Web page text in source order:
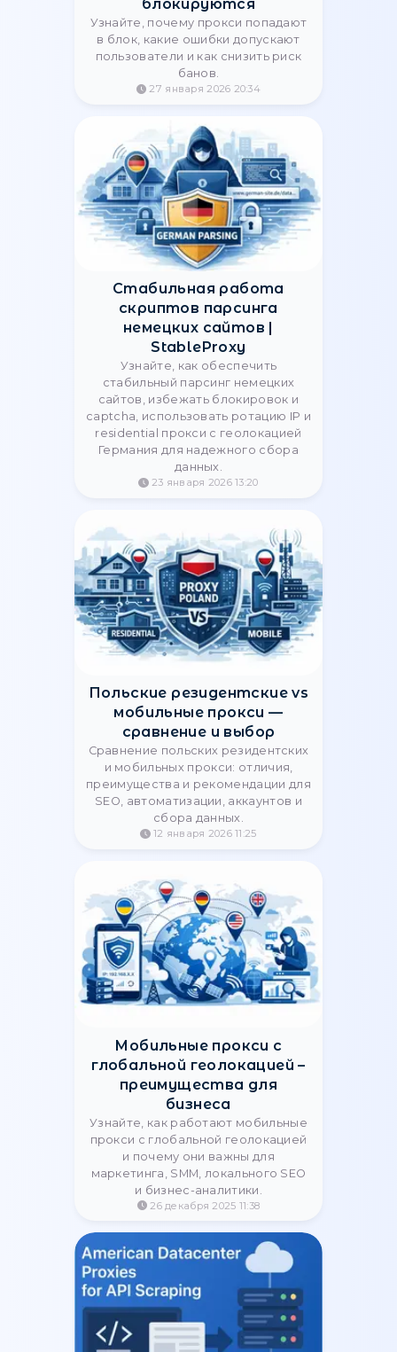
мультиаккаунтов, арбитража
трафика и безопасной работы.
10 марта 2026 09:31
Как выбрать прокси для
бизнеса в 2026 году: Гайд
для компаний
Инструкция по выбору прокси-
сервиса для легальных бизнес-
задач: парсинга цен, SEO-
мониторинга и защиты бренда.
Преимущества корпоративных
решений и чистого IP-пула от
StableProxy.
Логируют ли прокси ваши
действия? Как проверить
анонимность
Узнайте правду о логировании в
прокси на утечки IP, анализ HTTP-
заголовков и тест на подмену SSL
(MITM).
15 февраля 2026 13:06
Типичные ошибки, из-за
которых прокси быстро
блокируются
Узнайте, почему прокси попадают
в блок, какие ошибки допускают
пользователи и как снизить риск
банов.